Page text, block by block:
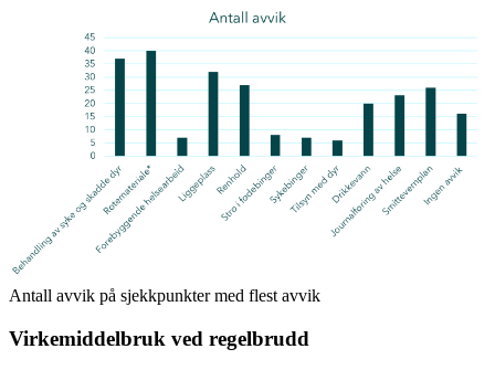
Antall avvik på sjekkpunkter med flest avvik
Virkemiddelbruk ved regelbrudd